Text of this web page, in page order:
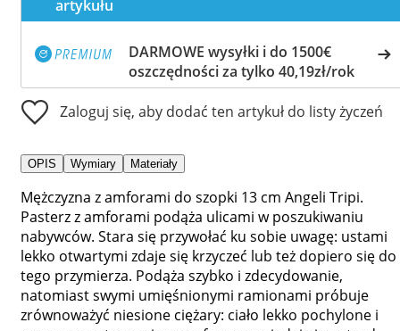
artykułu
DARMOWE wysyłki i do 1500€
oszczędności za tylko 40,19zł/rok
Zaloguj się, aby dodać ten artykuł do listy życzeń
OPIS Wymiary Materiały
Mężczyzna z amforami do szopki 13 cm Angeli Tripi.
Pasterz z amforami podąża ulicami w poszukiwaniu
nabywców. Stara się przywołać ku sobie uwagę: ustami
lekko otwartymi zdaje się krzyczeć lub też dopiero się do
tego przymierza. Podąża szybko i zdecydowanie,
natomiast swymi umięśnionymi ramionami próbuje
zrównoważyć niesione ciężary: ciało lekko pochylone i